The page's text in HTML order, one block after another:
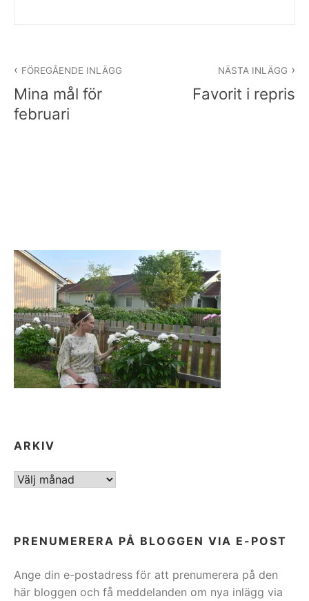
FÖREGÅENDE INLÄGG
Mina mål för
februari
NÄSTA INLÄGG
Favorit i repris
ARKIV
ARKIV
PRENUMERERA PÅ BLOGGEN VIA E-POST
Ange din e-postadress för att prenumerera på den
här bloggen och få meddelanden om nya inlägg via